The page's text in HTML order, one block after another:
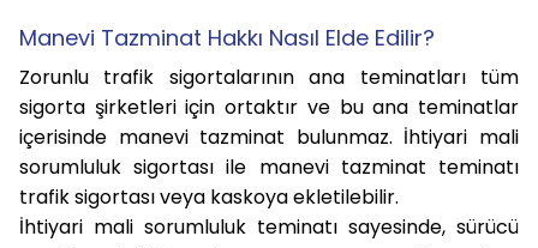
Manevi Tazminat Hakkı Nasıl Elde Edilir?
Zorunlu trafik sigortalarının ana teminatları tüm
sigorta şirketleri için ortaktır ve bu ana teminatlar
içerisinde manevi tazminat bulunmaz. İhtiyari mali
sorumluluk sigortası ile manevi tazminat teminatı
trafik sigortası veya kaskoya ekletilebilir.
İhtiyari mali sorumluluk teminatı sayesinde, sürücü